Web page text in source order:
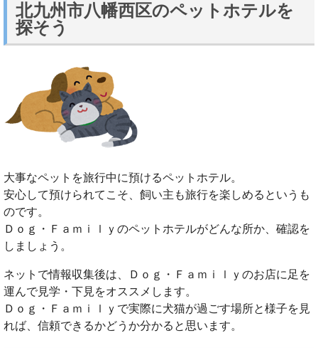
北九州市八幡西区のペットホテルを
探そう
大事なペットを旅行中に預けるペットホテル。
安心して預けられてこそ、飼い主も旅行を楽しめるというも
のです。
Ｄｏｇ・Ｆａｍｉｌｙのペットホテルがどんな所か、確認を
しましょう。
ネットで情報収集後は、Ｄｏｇ・Ｆａｍｉｌｙのお店に足を
運んで見学・下見をオススメします。
Ｄｏｇ・Ｆａｍｉｌｙで実際に犬猫が過ごす場所と様子を見
れば、信頼できるかどうか分かると思います。